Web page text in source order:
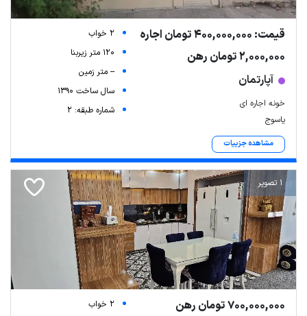
قیمت: 400,000,000 تومان اجاره
2,000,000 تومان رهن
آپارتمان
خونه اجاره ای
یاسوج
مشاهده جزییات
2 خواب
120 متر زیربنا
-- متر زمین
سال ساخت 1390
شماره طبقه: 2
1 تصویر
700,000,000 تومان رهن
2 خواب